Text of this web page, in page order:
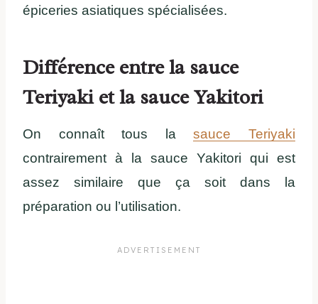
épiceries asiatiques spécialisées.
Différence entre la sauce
Teriyaki et la sauce Yakitori
On connaît tous lasauce Teriyaki
contrairement à la sauce Yakitori qui est
assez similaire que ça soit dans la
préparation ou l’utilisation.